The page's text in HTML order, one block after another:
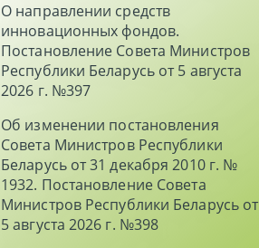
О направлении средств
инновационных фондов.
Постановление Совета Министров
Республики Беларусь от 5 августа
2026 г. №397
Об изменении постановления
Совета Министров Республики
Беларусь от 31 декабря 2010 г. №
1932. Постановление Совета
Министров Республики Беларусь от
5 августа 2026 г. №398